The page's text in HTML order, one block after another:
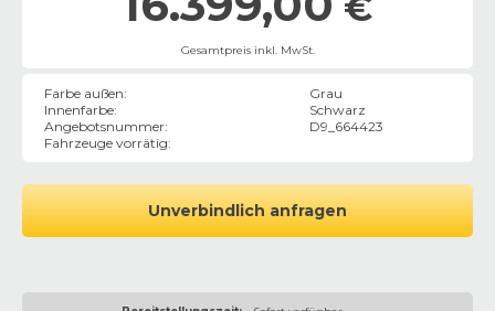
Gesamtpreis inkl. MwSt.
Farbe außen:
Grau
Innenfarbe:
Schwarz
Angebotsnummer:
D9_664423
Fahrzeuge vorrätig:
Unverbindlich anfragen